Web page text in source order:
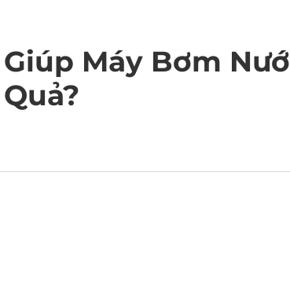
Máy Bơm